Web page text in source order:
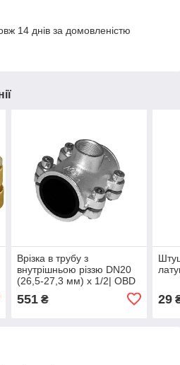
14 днів за домовленістю
Врізка в трубу з
внутрішньою різзю DN20
(26,5-27,3 мм) х 1/2| OBD
551₴ 29